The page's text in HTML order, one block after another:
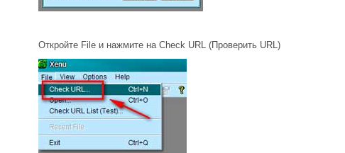
Откройте File и нажмите на Check URL (Проверить URL)